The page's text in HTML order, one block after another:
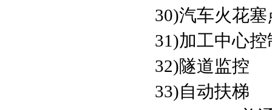
30)汽车火花
31)加工中心控
32)隧道监控
33)自动扶梯